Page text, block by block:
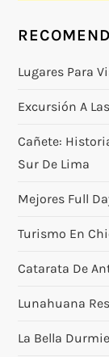
Lugares Para
Excursión A
Cañete:
Sur De Lima
Mejores Full
Turismo En
Catarata De
Lunahuana
La Bella